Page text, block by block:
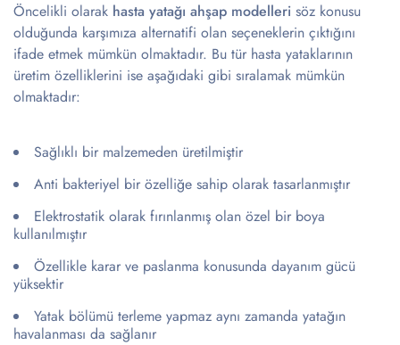
Öncelikli olarak hasta yatağı ahşap modelleri söz konusu
olduğunda karşımıza alternatifi olan seçeneklerin çıktığını
ifade etmek mümkün olmaktadır. Bu tür hasta yataklarının
üretim özelliklerini ise aşağıdaki gibi sıralamak mümkün
olmaktadır:
Sağlıklı bir malzemeden üretilmiştir
Anti bakteriyel bir özelliğe sahip olarak tasarlanmıştır
Elektrostatik olarak fırınlanmış olan özel bir boya
kullanılmıştır
Özellikle karar ve paslanma konusunda dayanım gücü
yüksektir
Yatak bölümü terleme yapmaz aynı zamanda yatağın
havalanması da sağlanır